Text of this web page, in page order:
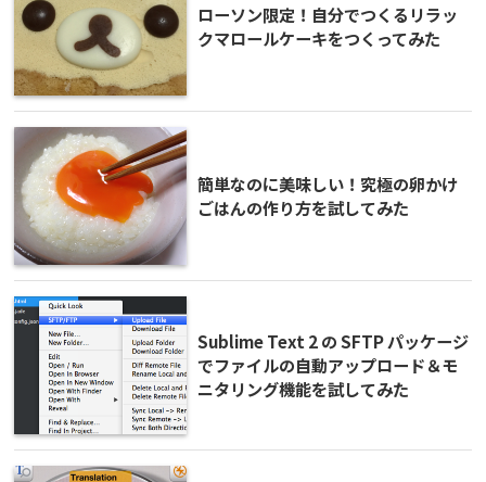
ローソン限定！自分でつくるリラッ
クマロールケーキをつくってみた
簡単なのに美味しい！究極の卵かけ
ごはんの作り方を試してみた
Sublime Text 2 の SFTP パッケージ
でファイルの自動アップロード＆モ
ニタリング機能を試してみた